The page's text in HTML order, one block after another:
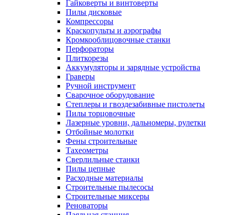
Гайковерты и винтоверты
Пилы дисковые
Компрессоры
Краскопульты и аэрографы
Кромкооблицовочные станки
Перфораторы
Плиткорезы
Аккумуляторы и зарядные устройства
Граверы
Ручной инструмент
Сварочное оборудование
Степлеры и гвоздезабивные пистолеты
Пилы торцовочные
Лазерные уровни, дальномеры, рулетки
Отбойные молотки
Фены строительные
Тахеометры
Сверлильные станки
Пилы цепные
Расходные материалы
Строительные пылесосы
Строительные миксеры
Реноваторы